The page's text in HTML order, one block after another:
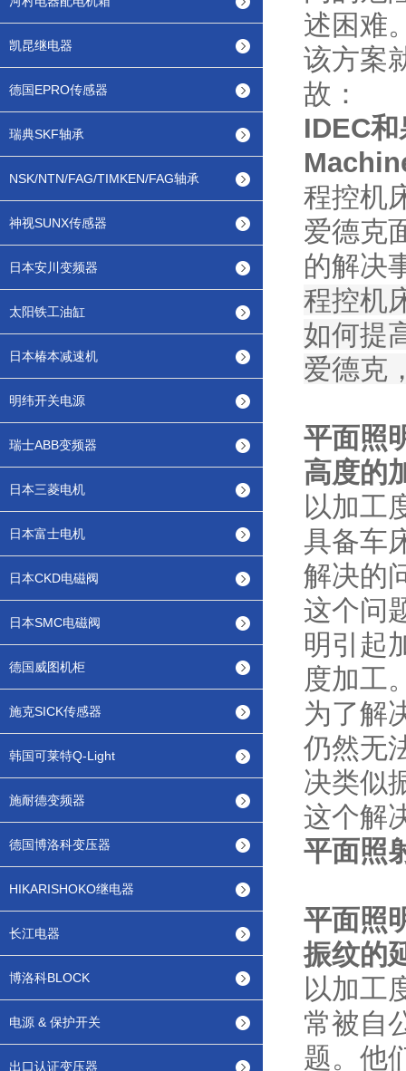
凯昆继电器
德国EPRO传感器
瑞典SKF轴承
NSK/NTN/FAG/TIMKEN/FAG轴承
神视SUNX传感器
日本安川变频器
太阳铁工油缸
日本椿本减速机
明纬开关电源
瑞士ABB变频器
日本三菱电机
日本富士电机
日本CKD电磁阀
日本SMC电磁阀
德国威图机柜
施克SICK传感器
韩国可莱特Q-Light
施耐德变频器
德国博洛科变压器
HIKARISHOKO继电器
长江电器
博洛科BLOCK
电源 & 保护开关
出口认证变压器
述困难
该方案
故：
IDEC
程控机
爱德克
的解决
程控机
如何提
爱德克
平面照
高度的
以加工
具备车
解决的
这个问
明引起
度加工
为了解
仍然无
决类似
这个解
平面照
平面照
振纹的
以加工
常被自
题。他